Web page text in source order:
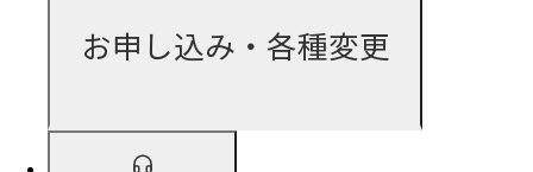
お申し込み・各種変更